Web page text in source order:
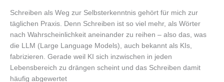
Schreiben als Weg zur Selbsterkenntnis gehört für mich zur
täglichen Praxis. Denn Schreiben ist so viel mehr, als Wörter
nach Wahrscheinlichkeit aneinander zu reihen – also das, was
die LLM (Large Language Models), auch bekannt als KIs,
fabrizieren. Gerade weil KI sich inzwischen in jeden
Lebensbereich zu drängen scheint und das Schreiben damit
häufig abgewertet